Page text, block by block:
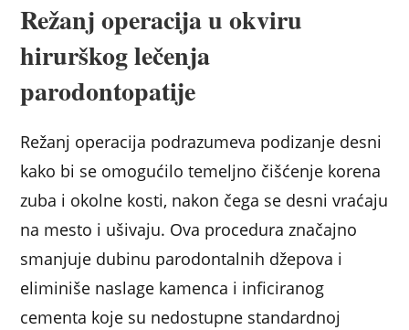
Režanj operacija u okviru
hirurškog lečenja
parodontopatije
Režanj operacija podrazumeva podizanje desni
kako bi se omogućilo temeljno čišćenje korena
zuba i okolne kosti, nakon čega se desni vraćaju
na mesto i ušivaju. Ova procedura značajno
smanjuje dubinu parodontalnih džepova i
eliminiše naslage kamenca i inficiranog
cementa koje su nedostupne standardnoj